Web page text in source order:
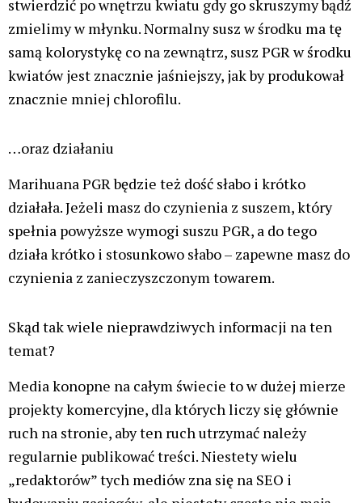
stwierdzić po wnętrzu kwiatu gdy go skruszymy bądź
zmielimy w młynku. Normalny susz w środku ma tę
samą kolorystykę co na zewnątrz, susz PGR w środku
kwiatów jest znacznie jaśniejszy, jak by produkował
znacznie mniej chlorofilu.
…oraz działaniu
Marihuana PGR będzie też dość słabo i krótko
działała. Jeżeli masz do czynienia z suszem, który
spełnia powyższe wymogi suszu PGR, a do tego
działa krótko i stosunkowo słabo – zapewne masz do
czynienia z zanieczyszczonym towarem.
Skąd tak wiele nieprawdziwych informacji na ten
temat?
Media konopne na całym świecie to w dużej mierze
projekty komercyjne, dla których liczy się głównie
ruch na stronie, aby ten ruch utrzymać należy
regularnie publikować treści. Niestety wielu
„redaktorów” tych mediów zna się na SEO i